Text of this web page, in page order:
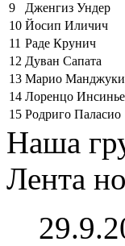
9
Дженгиз Ундер
10 Йосип Иличич
11 Раде Крунич
12 Дуван Сапата
13 Марио
14 Лоренцо Инсинье
15 Родриго Паласио
Наша
Лента